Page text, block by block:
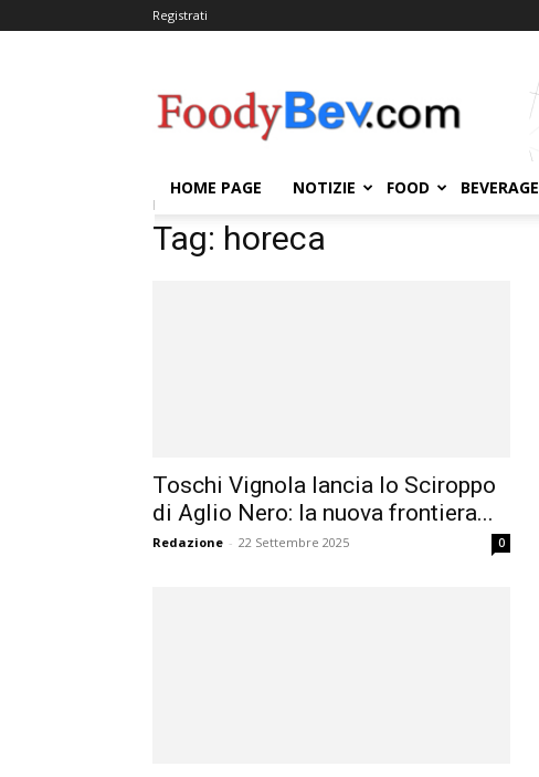
Registrati
HOME PAGE NOTIZIE FOOD BEVERAGE
Home
Tag: horeca
Toschi Vignola lancia lo Sciroppo
di Aglio Nero: la nuova frontiera...
Redazione - 22 Settembre 2025 0